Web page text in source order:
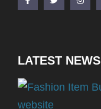
LATEST NEWS